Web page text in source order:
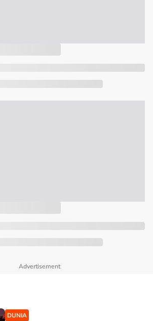
Advertisement
DUNIA